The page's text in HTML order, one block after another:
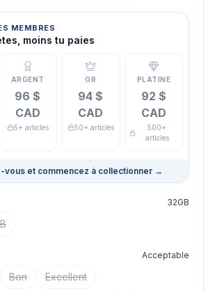
MEMBRES
moins tu paies
ARGENT
96 $
CAD
5+ articles
OR
94 $
CAD
50+ articles
PLATINE
92 $
CAD
500+
articles
vous et commencez à collectionner →
32GB
Acceptable
Bon Excellent